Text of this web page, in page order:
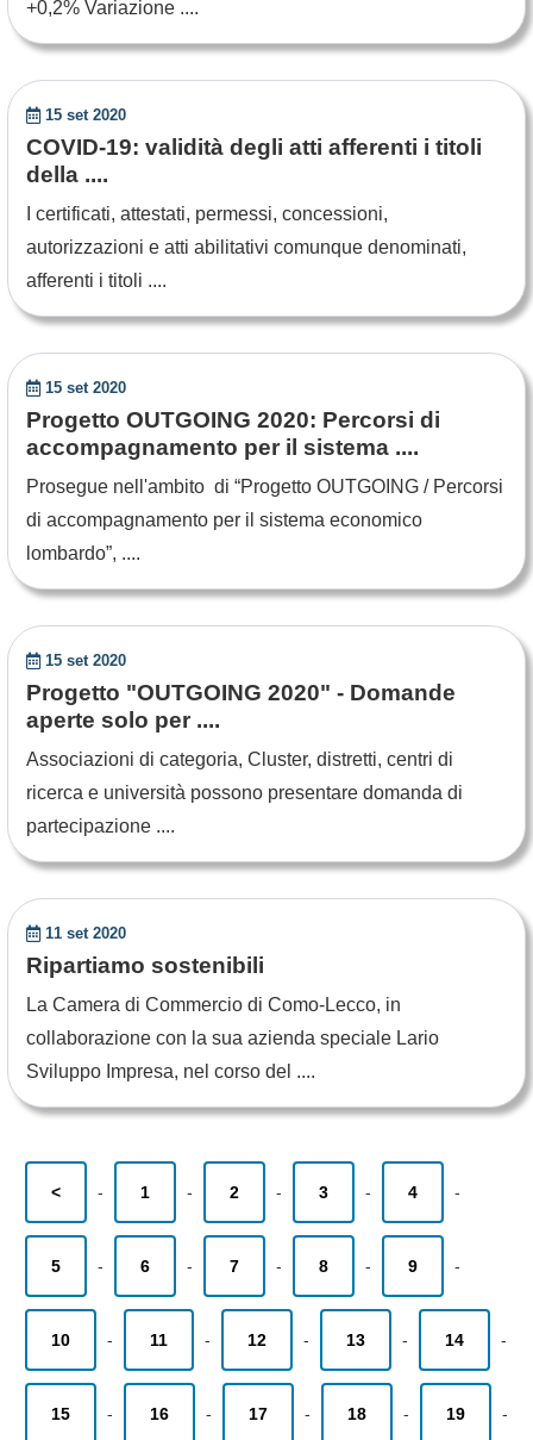
+0,2% Variazione ....
15 set 2020
COVID-19: validità degli atti afferenti i titoli
della ....
I certificati, attestati, permessi, concessioni,
autorizzazioni e atti abilitativi comunque denominati,
afferenti i titoli ....
15 set 2020
Progetto OUTGOING 2020: Percorsi di
accompagnamento per il sistema ....
Prosegue nell'ambito di “Progetto OUTGOING / Percorsi
di accompagnamento per il sistema economico
lombardo”, ....
15 set 2020
Progetto "OUTGOING 2020" - Domande
aperte solo per ....
Associazioni di categoria, Cluster, distretti, centri di
ricerca e università possono presentare domanda di
partecipazione ....
11 set 2020
Ripartiamo sostenibili
La Camera di Commercio di Como-Lecco, in
collaborazione con la sua azienda speciale Lario
Sviluppo Impresa, nel corso del ....
< - 1 - 2 - 3 - 4 -
5 - 6 - 7 - 8 - 9 -
10 - 11 - 12 - 13 - 14 -
15 - 16 - 17 - 18 - 19 -